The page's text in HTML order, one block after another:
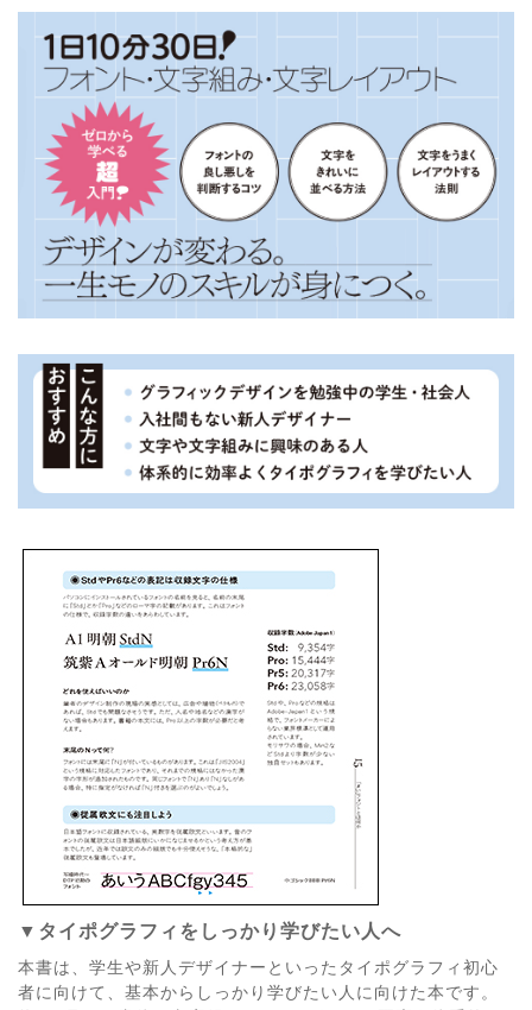
▼タイポグラフィをしっかり学びたい人へ
本書は、学生や新人デザイナーといったタイポグラフィ初心
者に向けて、基本からしっかり学びたい人に向けた本です。